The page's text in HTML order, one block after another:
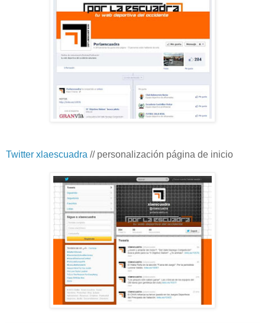
Twitter xlaescuadra // personalización página de inicio